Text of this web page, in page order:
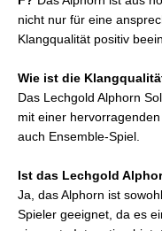
nicht nur für eine
Klangqualität positiv
Wie ist die
Das Lechgold Alphorn
mit einer
auch Ensemble-Spiel.
Ist das Lechgold
Ja, das Alphorn ist
Spieler geeignet, da es